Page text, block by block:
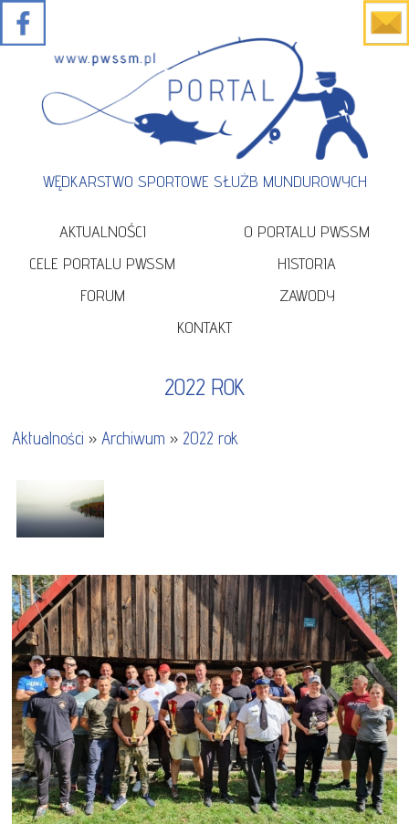
WĘDKARSTWO SPORTOWE SŁUŻB MUNDUROWYCH
AKTUALNOŚCI
O PORTALU PWSSM
CELE PORTALU PWSSM
HISTORIA
FORUM
ZAWODY
KONTAKT
2022 ROK
Aktualności »Archiwum » 2022 rok